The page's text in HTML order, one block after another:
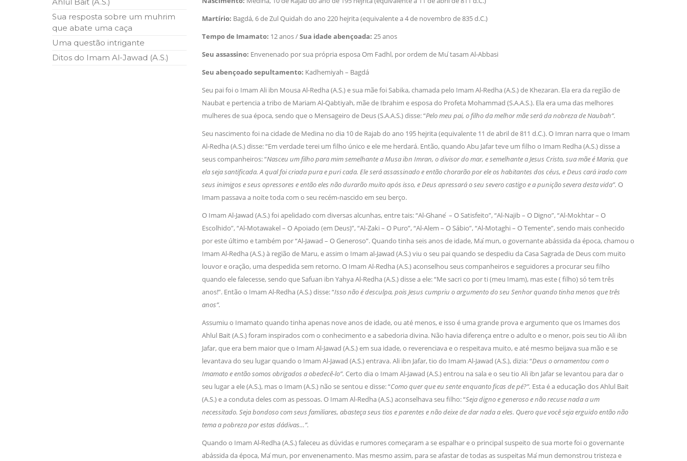
ter entrado numa guerra cultural e religiosa de magnitude. Mais
Hejrita. Desejamos a todos os irmãos e irmãs um novo
10 DE NOVEMBRO DE 2013
Falecimento do Imam Ali Ibn Al-Hussein (A.S.)
Em nome de Deus, o Clemente, o Misericordioso! Diante da data em que
relembramos o martírio do quarto Imam dos muçulmanos, o Imam Ali Ibn Al-
Hussein Ibn Ali Ibn Abi Táleb (A.S.), conhecido por “Zein Al-Ábidin” (Formosura
Centro Islâmico no Brasil recebe o ex-ministro das
Relações Exteriores da República Islâmica do Irã
Na noite da quinta-feira, 03 de Abril, o Centro Islâmico no Brasil recebeu em sua
do Irã, Sr. Kamal Kharrazi, que encontra-se visitando
Sua resposta sobre um muhrim
que abate uma caça
Uma questão intrigante
Ditos do Imam Al-Jawad (A.S.)
Martírio: Bagdá, 6 de Zul Quidah do ano 220 hejrita (equivalente a 4 de novembro de 835 d.C.)
Tempo de Imamato: 12 anos /Sua idade abençoada: 25 anos
Seu assassino: Envenenado por sua própria esposa Om Fadhl, por ordem de Mu ́tasam Al-Abbasi
Seu abençoado sepultamento: Kadhemiyah – Bagdá
Seu pai foi o Imam Ali ibn Mousa Al-Redha (A.S.) e sua mãe foi Sabika, chamada pelo Imam Al-Redha (A.S.) de Khezaran. Ela era da região de
Naubat e pertencia a tribo de Mariam Al-Qabtiyah, mãe de Ibrahim e esposa do Profeta Mohammad (S.A.A.S.). Ela era uma das melhores
mulheres de sua época, sendo que o Mensageiro de Deus (S.A.A.S.) disse: “Pelo meu pai, o filho da melhor mãe será da nobreza de Naubah”.
Seu nascimento foi na cidade de Medina no dia 10 de Rajab do ano 195 hejrita (equivalente 11 de abril de 811 d.C.). O Imran narra que o Imam
Al-Redha (A.S.) disse: “Em verdade terei um filho único e ele me herdará. Então, quando Abu Jafar teve um filho o Imam Redha (A.S.) disse a
seus companheiros: “Nasceu um filho para mim semelhante a Musa ibn Imran, o divisor do mar, e semelhante a Jesus Cristo, sua mãe é Maria, que
ela seja santificada. A qual foi criada pura e puri cada. Ele será assassinado e então chorarão por ele os habitantes dos céus, e Deus cará irado com
seus inimigos e seus opressores e então eles não durarão muito após isso, e Deus apressará o seu severo castigo e a punição severa desta vida”. O
Imam passava a noite toda com o seu recém-nascido em seu berço.
O Imam Al-Jawad (A.S.) foi apelidado com diversas alcunhas, entre tais: “Al-Ghane ́ – O Satisfeito”, “Al-Najib – O Digno”, “Al-Mokhtar – O
Escolhido”, “Al-Motawakel – O Apoiado (em Deus)”, “Al-Zaki – O Puro”, “Al-Alem – O Sábio”, “Al-Motaghi – O Temente”, sendo mais conhecido
por este último e também por “Al-Jawad – O Generoso”. Quando tinha seis anos de idade, Ma ́mun, o governante abássida da época, chamou o
Imam Al-Redha (A.S.) à região de Maru, e assim o Imam al-Jawad (A.S.) viu o seu pai quando se despediu da Casa Sagrada de Deus com muito
louvor e oração, uma despedida sem retorno. O Imam Al-Redha (A.S.) aconselhou seus companheiros e seguidores a procurar seu filho
quando ele falecesse, sendo que Safuan ibn Yahya Al-Redha (A.S.) disse a ele: “Me sacri co por ti (meu Imam), mas este ( filho) só tem três
anos!”. Então o Imam Al-Redha (A.S.) disse: “Isso não é desculpa, pois Jesus cumpriu o argumento do seu Senhor quando tinha menos que três
anos”.
Assumiu o Imamato quando tinha apenas nove anos de idade, ou até menos, e isso é uma grande prova e argumento que os Imames dos
Ahlul Bait (A.S.) foram inspirados com o conhecimento e a sabedoria divina. Não havia diferença entre o adulto e o menor, pois seu tio Ali ibn
Jafar, que era bem maior que o Imam Al-Jawad (A.S.) em sua idade, o reverenciava e o respeitava muito, e até mesmo beijava sua mão e se
levantava do seu lugar quando o Imam Al-Jawad (A.S.) entrava. Ali ibn Jafar, tio do Imam Al-Jawad (A.S.), dizia: “Deus o ornamentou com o
Imamato e então somos obrigados a obedecê-lo”. Certo dia o Imam Al-Jawad (A.S.) entrou na sala e o seu tio Ali ibn Jafar se levantou para dar o
seu lugar a ele (A.S.), mas o Imam (A.S.) não se sentou e disse: “Como quer que eu sente enquanto ficas de pé?”. Esta é a educação dos Ahlul Bait
(A.S.) e a conduta deles com as pessoas. O Imam Al-Redha (A.S.) aconselhava seu filho: “Seja digno e generoso e não recuse nada a um
necessitado. Seja bondoso com seus familiares, abasteça seus tios e parentes e não deixe de dar nada a eles. Quero que você seja erguido então não
tema a pobreza por estas dádivas…”.
Quando o Imam Al-Redha (A.S.) faleceu as dúvidas e rumores começaram a se espalhar e o principal suspeito de sua morte foi o governante
abássida da época, Ma ́mun, por envenenamento. Mas mesmo assim, para se afastar de todas as suspeitas Ma ́mun demonstrou tristeza e